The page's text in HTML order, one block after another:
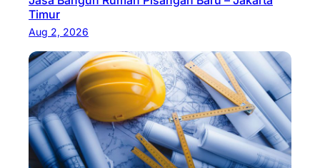
Timur
Aug 2, 2026